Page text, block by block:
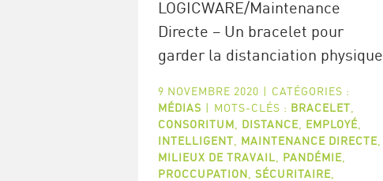
LOGICWARE/Maintenance
Directe – Un bracelet pour
garder la distanciation physique
9 NOVEMBRE 2020 | CATÉGORIES :
MÉDIAS | MOTS-CLÉS : BRACELET
CONSORITUM
DISTANCE, EMPLOYÉ,
INTELLIGENT
MAINTENANCE DIRECTE,
MILIEUX DE TRAVAIL
PANDÉMIE,
PROCCUPATION SÉCURITAIRE,